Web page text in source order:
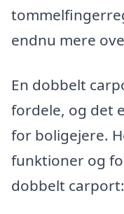
endnu mere
En dobbelt
fordele, og det
for boligejere.
funktioner og
dobbelt carport: